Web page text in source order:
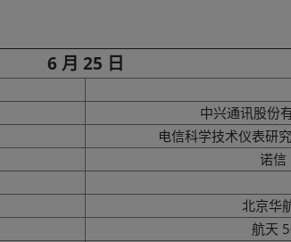
6 月 25 日
中兴通讯股份
电信科学技术仪表研
诺信
北京华
航天